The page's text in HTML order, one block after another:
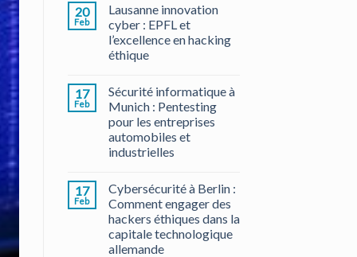
20
Feb
Lausanne innovation
cyber : EPFL et
l’excellence en hacking
éthique
17
Feb
Sécurité informatique à
Munich : Pentesting
pour les entreprises
automobiles et
industrielles
17
Feb
Cybersécurité à Berlin :
Comment engager des
hackers éthiques dans la
capitale technologique
allemande